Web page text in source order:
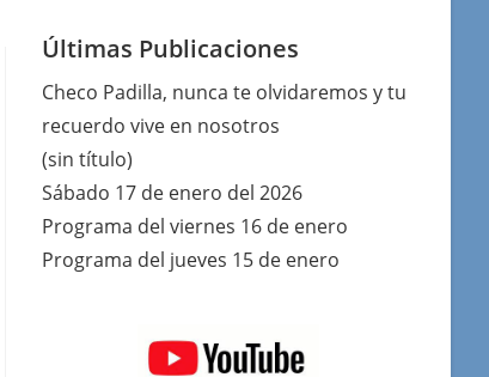
Últimas Publicaciones
Checo Padilla, nunca te olvidaremos y tu
recuerdo vive en nosotros
(sin título)
Sábado 17 de enero del 2026
Programa del viernes 16 de enero
Programa del jueves 15 de enero